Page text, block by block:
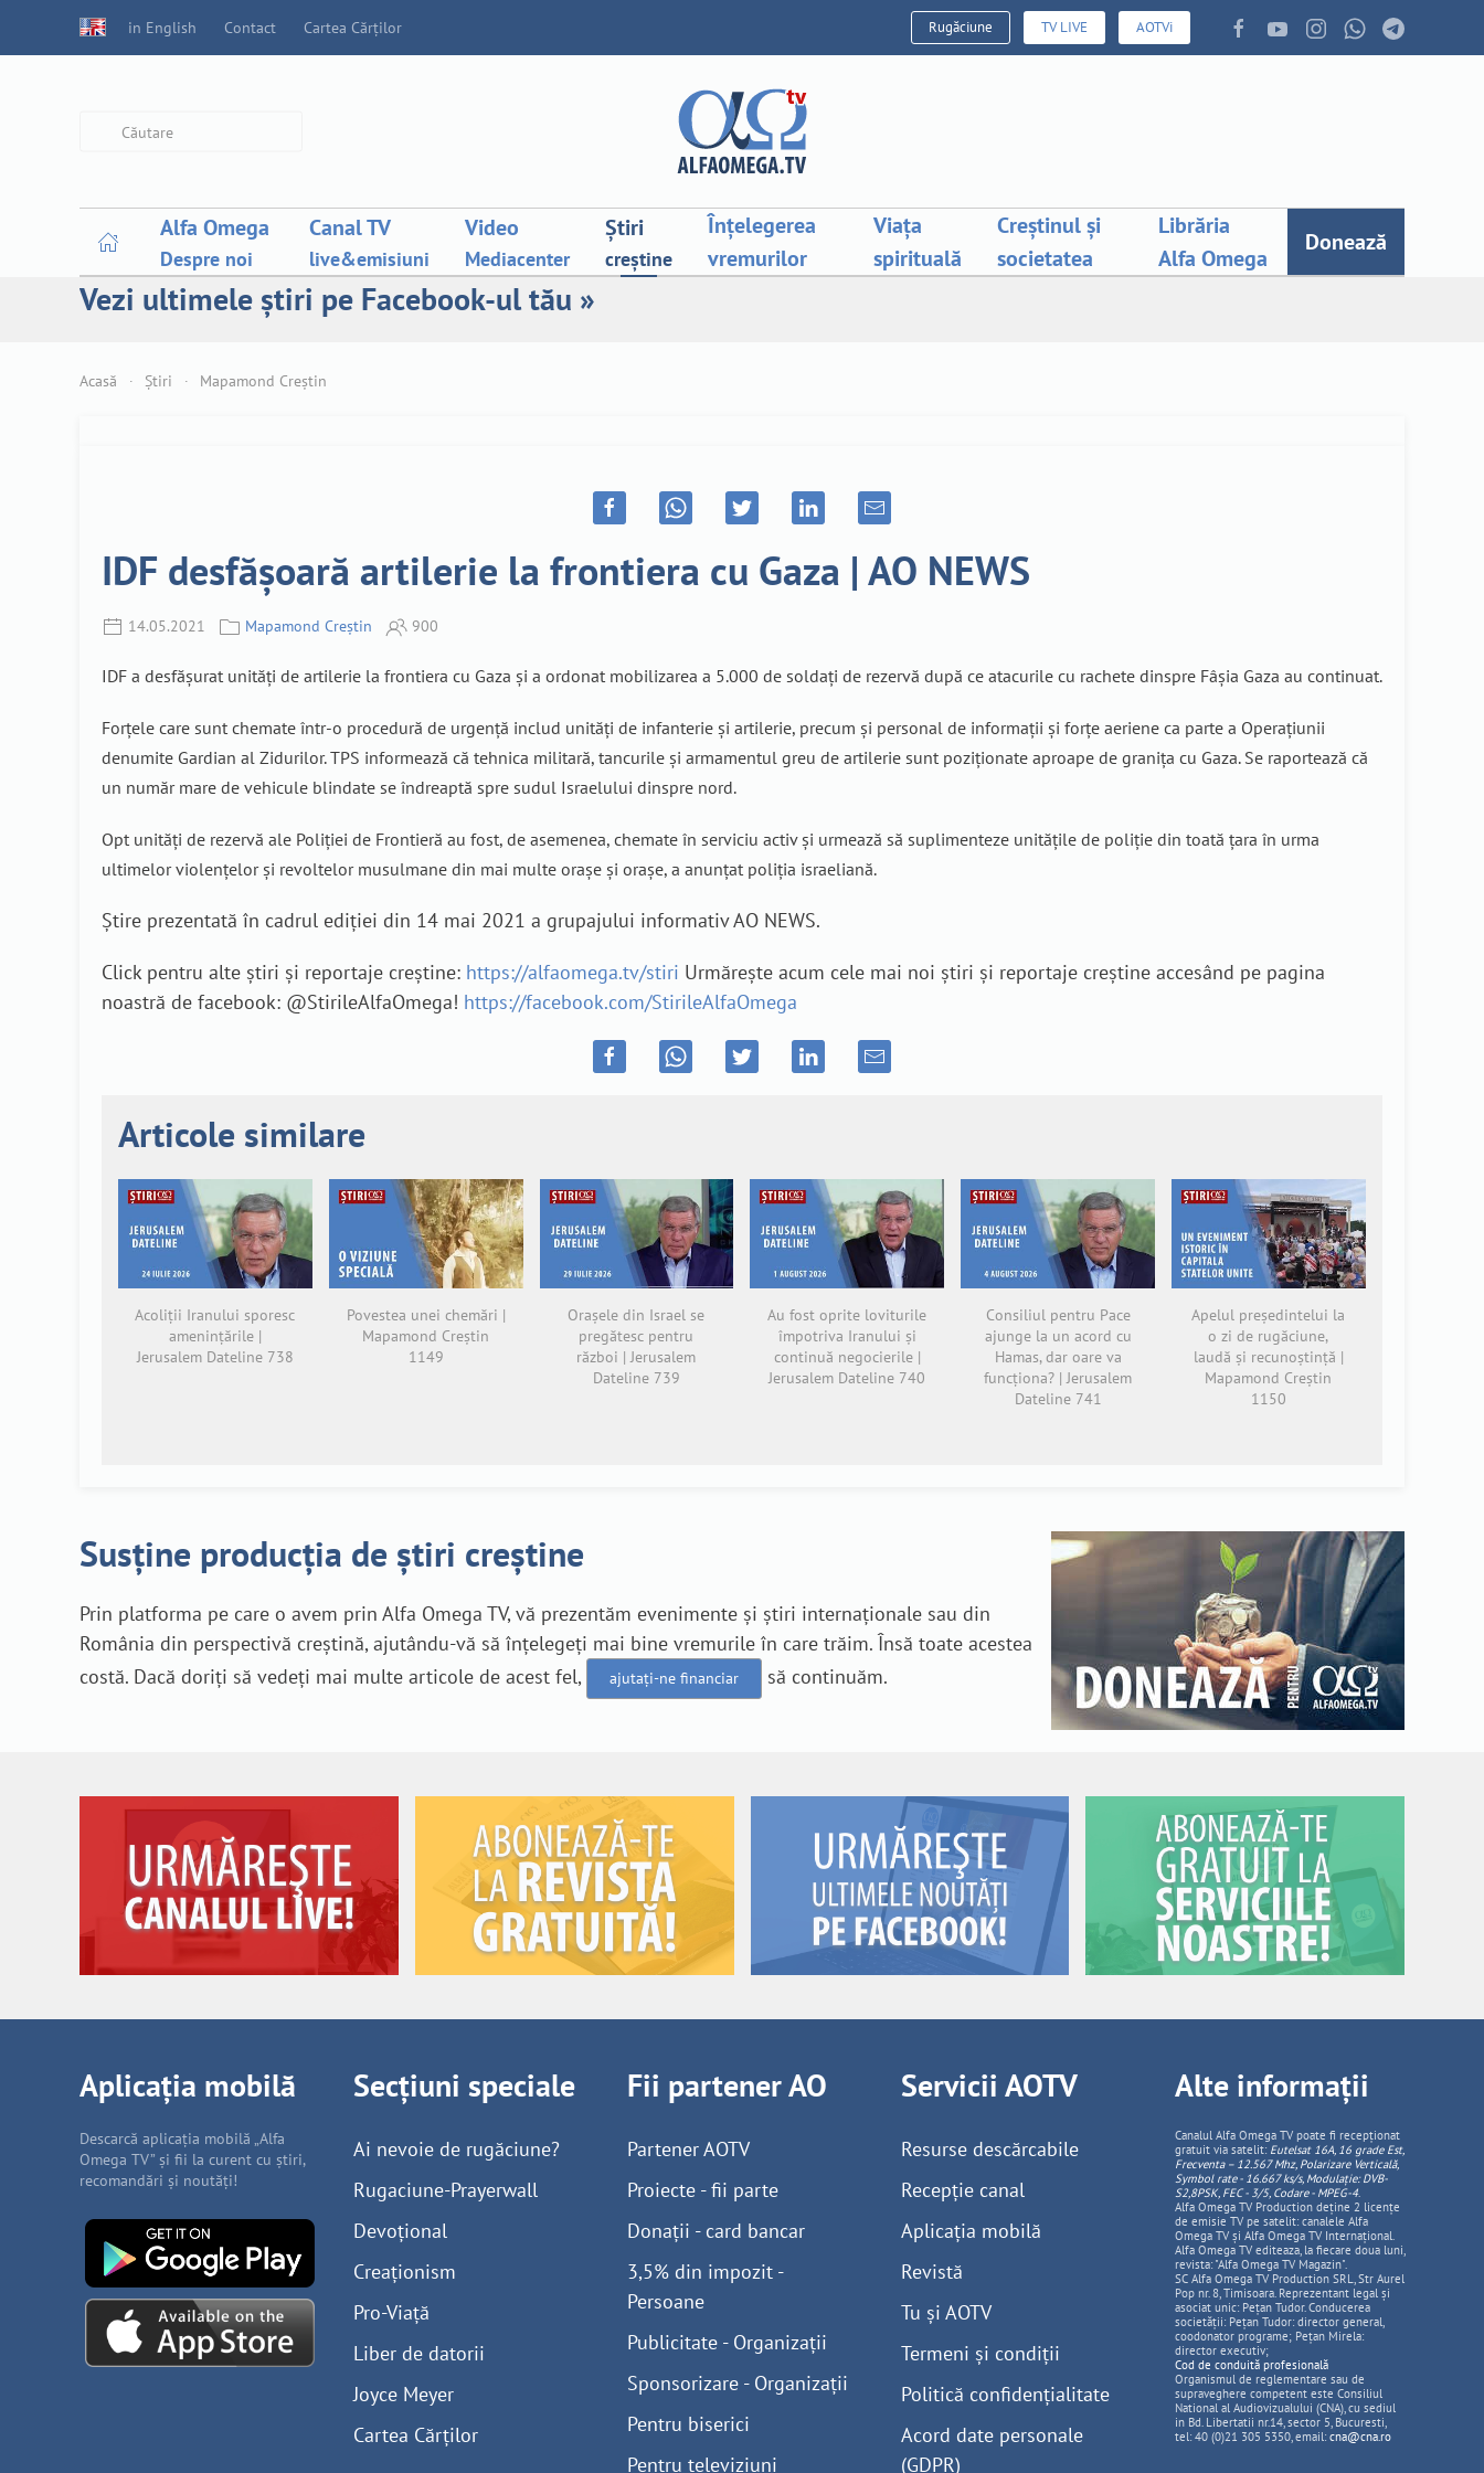
in English Contact Cartea Cărților Rugăciune TV LIVE AOTVi
Alfa Omega
Despre noi
Canal TV
live&emisiuni
Video
Mediacenter
Știri
creștine
Înțelegerea
vremurilor
Viața
spirituală
Creștinul și
societatea
Librăria
Alfa Omega
Donează
Vezi ultimele știri pe Facebook-ul tău »
Acasă Știri Mapamond Creștin
IDF desfășoară artilerie la frontiera cu Gaza | AO NEWS
14.05.2021 Mapamond Creștin 900
IDF a desfășurat unități de artilerie la frontiera cu Gaza și a ordonat mobilizarea a 5.000 de soldați de rezervă după ce atacurile cu rachete dinspre Fâșia Gaza au continuat.
Forțele care sunt chemate într-o procedură de urgență includ unități de infanterie și artilerie, precum și personal de informații și forțe aeriene ca parte a Operațiunii
denumite Gardian al Zidurilor. TPS informează că tehnica militară, tancurile și armamentul greu de artilerie sunt poziționate aproape de granița cu Gaza. Se raportează că
un număr mare de vehicule blindate se îndreaptă spre sudul Israelului dinspre nord.
Opt unități de rezervă ale Poliției de Frontieră au fost, de asemenea, chemate în serviciu activ și urmează să suplimenteze unitățile de poliție din toată țara în urma
ultimelor violențelor și revoltelor musulmane din mai multe orașe și orașe, a anunțat poliția israeliană.
Știre prezentată în cadrul ediției din 14 mai 2021 a grupajului informativ AO NEWS.
Click pentru alte știri și reportaje creștine: https://alfaomega.tv/stiri Urmărește acum cele mai noi știri și reportaje creștine accesând pe pagina
noastră de facebook: @StirileAlfaOmega! https://facebook.com/StirileAlfaOmega
Articole similare
Acoliții Iranului sporesc
amenințările |
Jerusalem Dateline 738
Povestea unei chemări |
Mapamond Creștin
1149
Orașele din Israel se
pregătesc pentru
război | Jerusalem
Dateline 739
Au fost oprite loviturile
împotriva Iranului și
continuă negocierile |
Jerusalem Dateline 740
Consiliul pentru Pace
ajunge la un acord cu
Hamas, dar oare va
funcționa? | Jerusalem
Dateline 741
Apelul președintelui la
o zi de rugăciune,
laudă și recunoștință |
Mapamond Creștin
1150
Susține producția de știri creștine
Prin platforma pe care o avem prin Alfa Omega TV, vă prezentăm evenimente și știri internaționale sau din
România din perspectivă creștină, ajutându-vă să înțelegeți mai bine vremurile în care trăim. Însă toate acestea
costă. Dacă doriți să vedeți mai multe articole de acest fel,
ajutați-ne financiar să continuăm.
Aplicația mobilă
Descarcă aplicația mobilă „Alfa
Omega TV” și fii la curent cu știri,
recomandări și noutăți!
Secțiuni speciale
Ai nevoie de rugăciune?
Rugaciune-Prayerwall
Devoțional
Creaționism
Pro-Viață
Liber de datorii
Joyce Meyer
Cartea Cărților
Fii partener AO
Partener AOTV
Proiecte - fii parte
Donații - card bancar
3,5% din impozit -
Persoane
Publicitate - Organizații
Sponsorizare - Organizații
Pentru biserici
Pentru televiziuni
Servicii AOTV
Resurse descărcabile
Recepție canal
Aplicația mobilă
Revistă
Tu și AOTV
Termeni și condiții
Politică confidențialitate
Acord date personale
(GDPR)
Alte informații
Canalul Alfa Omega TV poate fi recepționat
gratuit via satelit: Eutelsat 16A, 16 grade Est,
Frecventa – 12.567 Mhz, PolarizareVerticală,
Symbol rate - 16.667 ks/s, Modulație: DVB-
S2,8PSK, FEC - 3/5, Codare - MPEG-4.
Alfa Omega TV Production deține 2 licențe
de emisie TV pe satelit: canalele Alfa
Omega TV și Alfa Omega TV Internațional.
Alfa Omega TV editeaza, la fiecare doua luni,
revista: "Alfa Omega TV Magazin".
SC Alfa Omega TV Production SRL, Str Aurel
Pop nr. 8, Timisoara. Reprezentant legal și
asociat unic: Pețan Tudor. Conducerea
societății: Pețan Tudor: director general,
coodonator programe; Pețan Mirela:
director executiv;
Cod de conduită profesională
Organismul de reglementare sau de
supraveghere competent este Consiliul
National al Audiovizualului (CNA), cu sediul
in Bd. Libertatii nr.14, sector 5, Bucuresti,
tel: 40 (0)21 305 5350, email: cna@cna.ro